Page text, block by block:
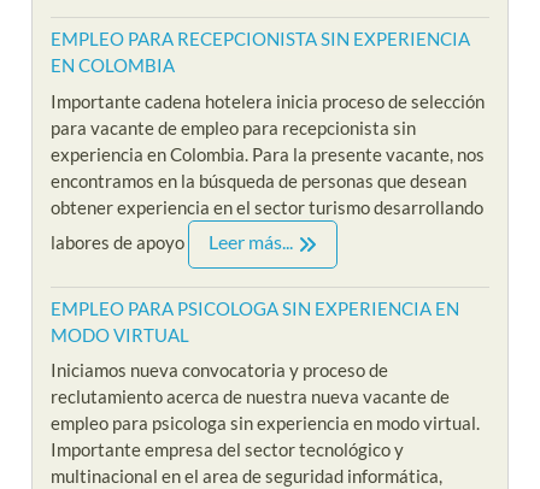
EMPLEO PARA RECEPCIONISTA SIN EXPERIENCIA
EN COLOMBIA
Importante cadena hotelera inicia proceso de selección
para vacante de empleo para recepcionista sin
experiencia en Colombia. Para la presente vacante, nos
encontramos en la búsqueda de personas que desean
obtener experiencia en el sector turismo desarrollando
labores de apoyo
Leer más...
EMPLEO PARA PSICOLOGA SIN EXPERIENCIA EN
MODO VIRTUAL
Iniciamos nueva convocatoria y proceso de
reclutamiento acerca de nuestra nueva vacante de
empleo para psicologa sin experiencia en modo virtual.
Importante empresa del sector tecnológico y
multinacional en el area de seguridad informática,